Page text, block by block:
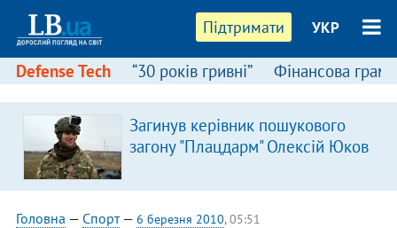
Підтримати УКР
Defense Tech “30 років гривні” Фінансова
Загинув керівник пошукового
загону "Плацдарм" Олексій Юков
Головна — Спорт— 6 березня 2010, 05:51